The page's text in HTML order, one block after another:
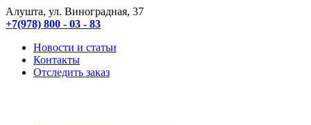
Алушта, ул. Виноградная, 37
+7(978) 800 - 03 - 83
Новости и статьи
Контакты
Отследить заказ